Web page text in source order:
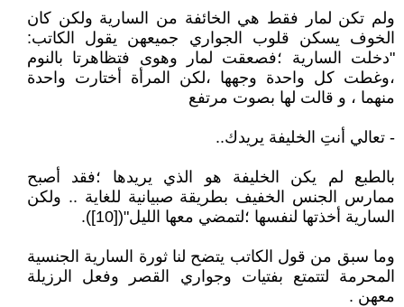
ولم تكن لمار فقط هي الخائفة من السارية ولكن كان
الخوف يسكن قلوب الجواري جميعهن يقول الكاتب:
"دخلت السارية ؛فصعقت لمار وهوى فتظاهرتا بالنوم
،وغطت كل واحدة وجهها ،لكن المرأة أختارت واحدة
منهما ، و قالت لها بصوت مرتفع
- تعالي أنتِ الخليفة يريدك..
بالطبع لم يكن الخليفة هو الذي يريدها ؛فقد أصبح
ممارس الجنس الخفيف بطريقة صبيانية للغاية .. ولكن
السارية أخذتها لنفسها ؛لتمضي معها الليل"([10]).
وما سبق من قول الكاتب يتضح لنا ثورة السارية الجنسية
المحرمة لتتمتع بفتيات وجواري القصر وفعل الرزيلة
معهن .